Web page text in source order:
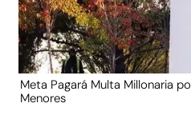
Meta Pagará Multa Millonaria
Menores